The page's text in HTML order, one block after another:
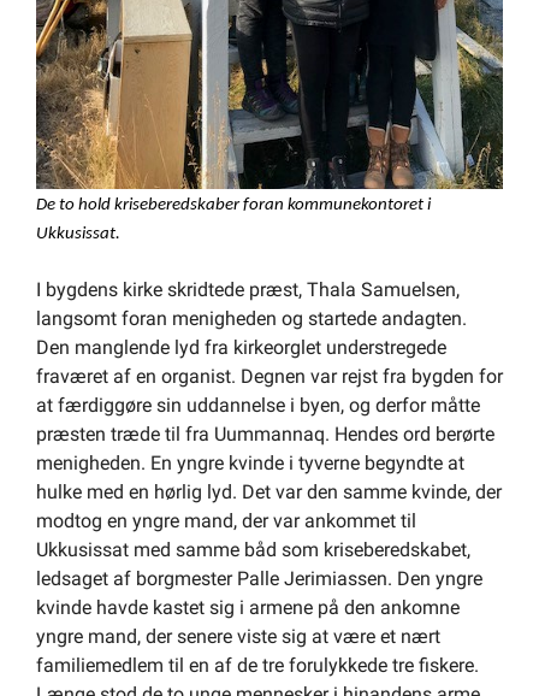
De to hold kriseberedskaber foran kommunekontoret i
Ukkusissat.
I bygdens kirke skridtede præst, Thala Samuelsen,
langsomt foran menigheden og startede andagten.
Den manglende lyd fra kirkeorglet understregede
fraværet af en organist. Degnen var rejst fra bygden for
at færdiggøre sin uddannelse i byen, og derfor måtte
præsten træde til fra Uummannaq. Hendes ord berørte
menigheden. En yngre kvinde i tyverne begyndte at
hulke med en hørlig lyd. Det var den samme kvinde, der
modtog en yngre mand, der var ankommet til
Ukkusissat med samme båd som kriseberedskabet,
ledsaget af borgmester Palle Jerimiassen. Den yngre
kvinde havde kastet sig i armene på den ankomne
yngre mand, der senere viste sig at være et nært
familiemedlem til en af de tre forulykkede tre fiskere.